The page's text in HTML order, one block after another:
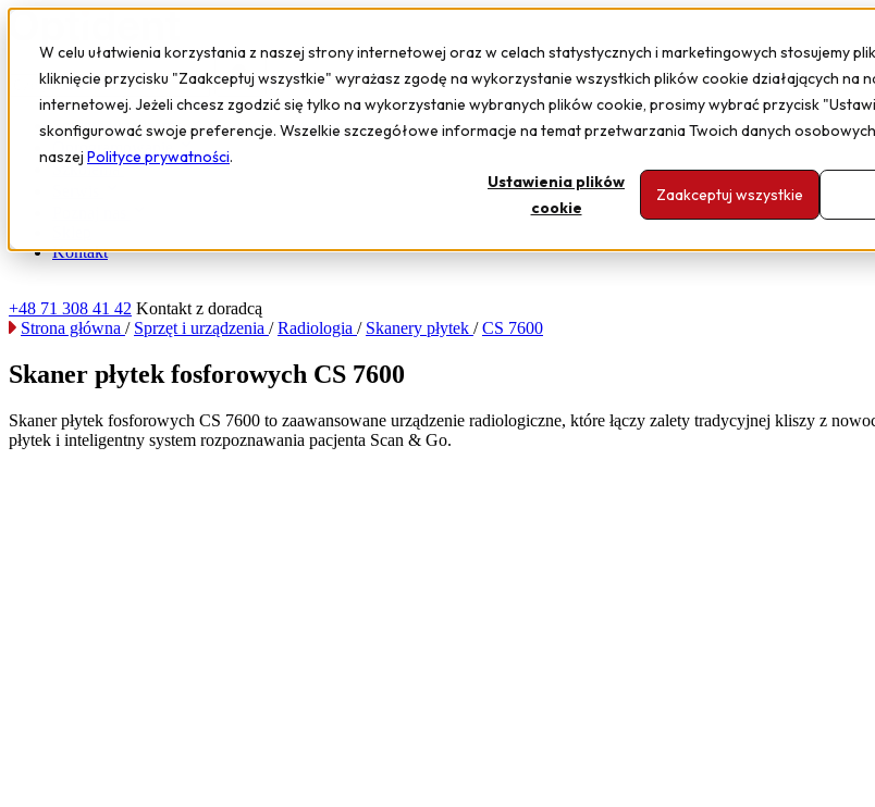
W celu ułatwienia korzystania z naszej strony internetowej oraz w celach statystycznych i marketingowych stosujemy
kliknięcie przycisku "Zaakceptuj wszystkie" wyrażasz zgodę na wykorzystanie wszystkich plików cookie działających na
internetowej. Jeżeli chcesz zgodzić się tylko na wykorzystanie wybranych plików cookie, prosimy wybrać przycisk
skonfigurować swoje preferencje. Wszelkie szczegółowe informacje na temat przetwarzania Twoich danych
naszej Polityce prywatności.
Ustawienia plików
cookie
Zaakceptuj wszystkie
Sprzęt i urządzenia
Oprogramowanie
Szkolenia
Kontakt
+48 71 308 41 42 Kontakt z doradcą
Strona główna / Sprzęt i urządzenia / Radiologia / Skanery płytek / CS 7600
Skaner płytek fosforowych CS 7600
Skaner płytek fosforowych CS 7600 to zaawansowane urządzenie radiologiczne, które łączy zalety tradycyjnej kliszy z
płytek i inteligentny system rozpoznawania pacjenta Scan & Go.